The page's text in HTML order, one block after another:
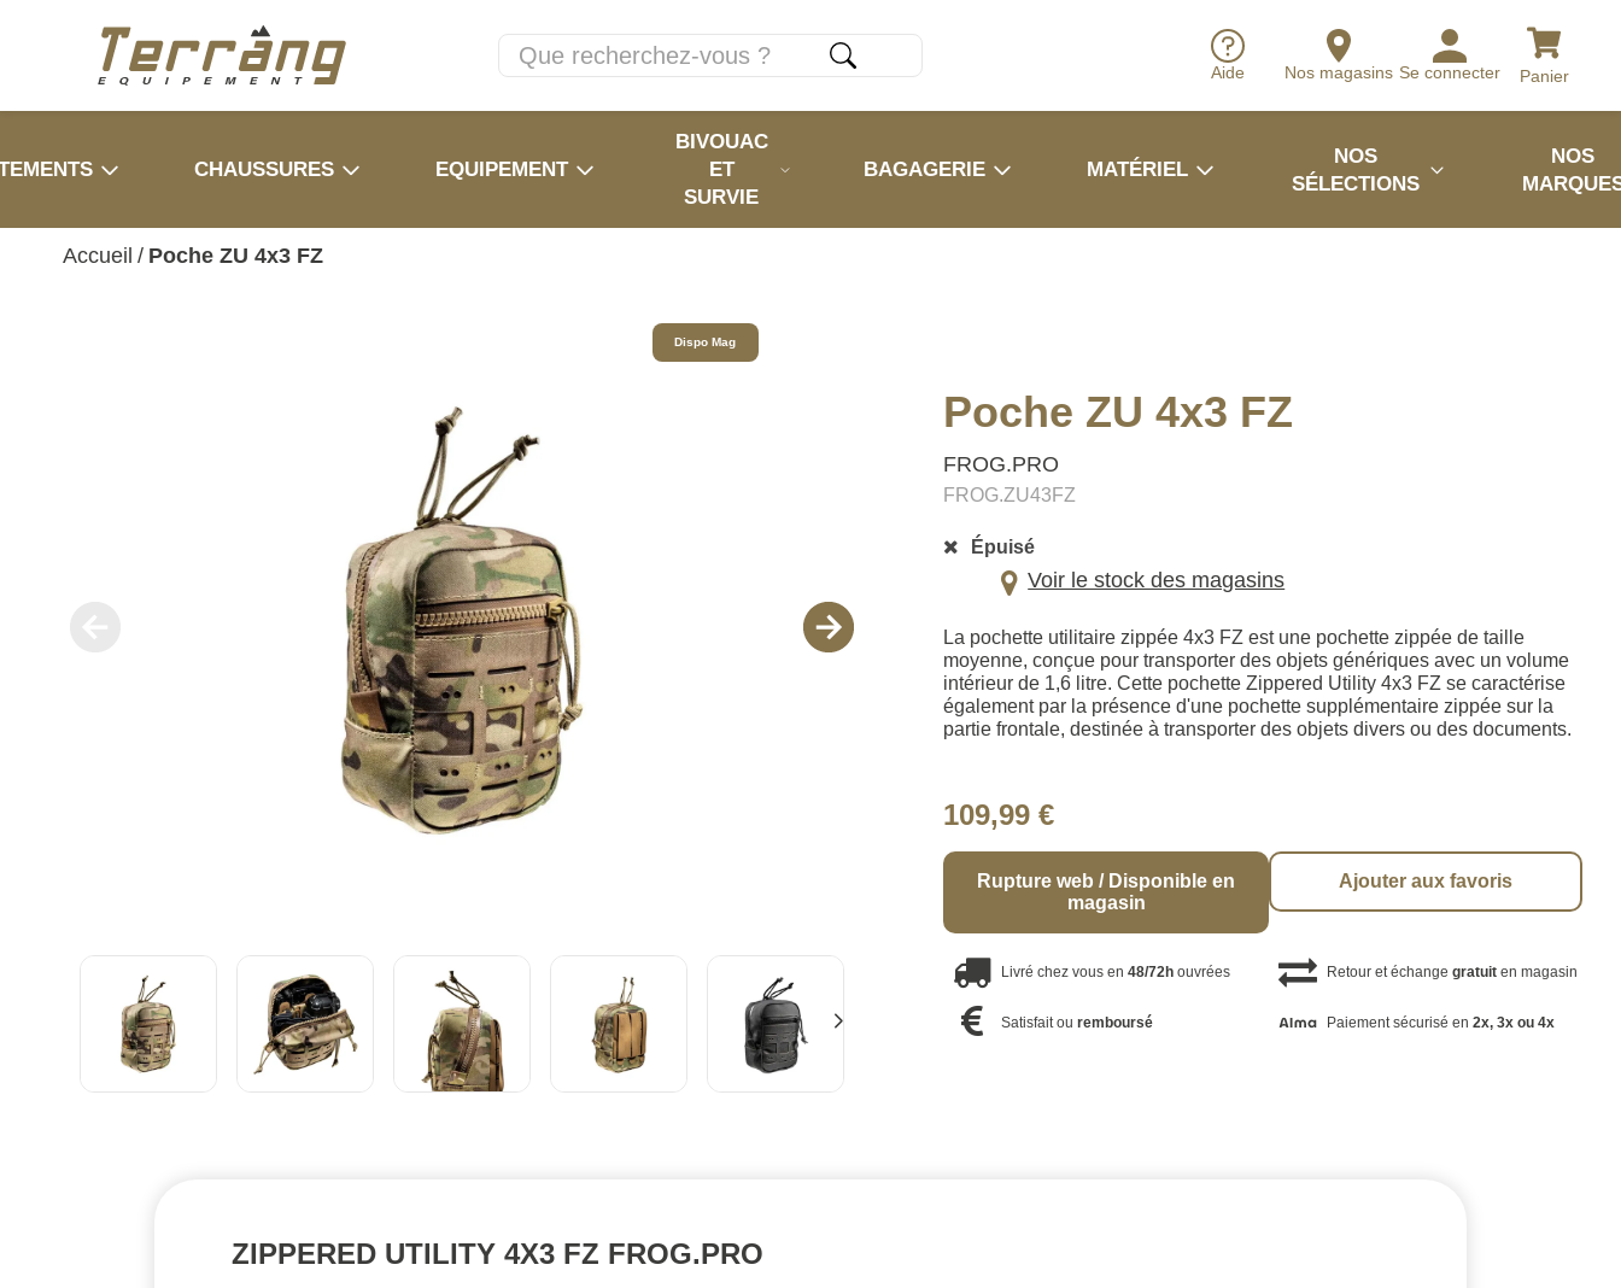
Aide Nos magasins Se connecter Panier
CHAUSSURES EQUIPEMENT
BIVOUAC
ET
SURVIE
BAGAGERIE MATÉRIEL
NOS
SÉLECTIONS
NOS
Accueil / Poche ZU 4x3 FZ
Dispo Mag
Poche ZU 4x3 FZ
FROG.PRO
FROG.ZU43FZ
Épuisé
Voir le stock des magasins
La pochette utilitaire zippée 4x3 FZ est une pochette zippée de taille
moyenne, conçue pour transporter des objets génériques avec un volume
intérieur de 1,6 litre. Cette pochette Zippered Utility 4x3 FZ se caractérise
également par la présence d'une pochette supplémentaire zippée sur la
partie frontale, destinée à transporter des objets divers ou des documents.
109,99 €
Rupture web / Disponible en
magasin
Ajouter aux favoris
Livré chez vous en48/72h ouvrées Retour et échange gratuiten magasin
Satisfait ouremboursé Paiement sécurisé en 2x, 3x ou 4x
ZIPPERED UTILITY 4X3 FZ FROG.PRO